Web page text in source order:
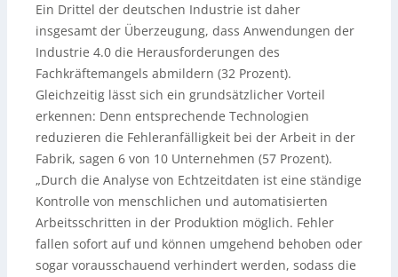
Ein Drittel der deutschen Industrie ist daher
insgesamt der Überzeugung, dass Anwendungen der
Industrie 4.0 die Herausforderungen des
Fachkräftemangels abmildern (32 Prozent).
Gleichzeitig lässt sich ein grundsätzlicher Vorteil
erkennen: Denn entsprechende Technologien
reduzieren die Fehleranfälligkeit bei der Arbeit in der
Fabrik, sagen 6 von 10 Unternehmen (57 Prozent).
„Durch die Analyse von Echtzeitdaten ist eine ständige
Kontrolle von menschlichen und automatisierten
Arbeitsschritten in der Produktion möglich. Fehler
fallen sofort auf und können umgehend behoben oder
sogar vorausschauend verhindert werden, sodass die